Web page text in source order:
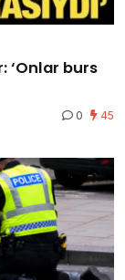
‘Onlar burs
0 45